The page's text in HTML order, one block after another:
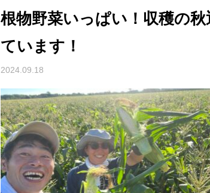
根物野菜いっぱい！収穫の秋
ています！
2024.09.18